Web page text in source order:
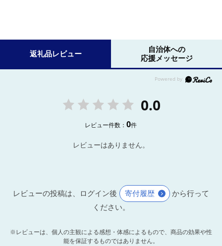
返礼品レビュー
自治体への
応援メッセージ
0.0
レビュー件数：0件
レビューはありません。
レビューの投稿は、ログイン後 寄付履歴
から行って
ください。
※レビューは、個人の主観による感想・体感によるもので、商品の効果や性
能を保証するものではありません。